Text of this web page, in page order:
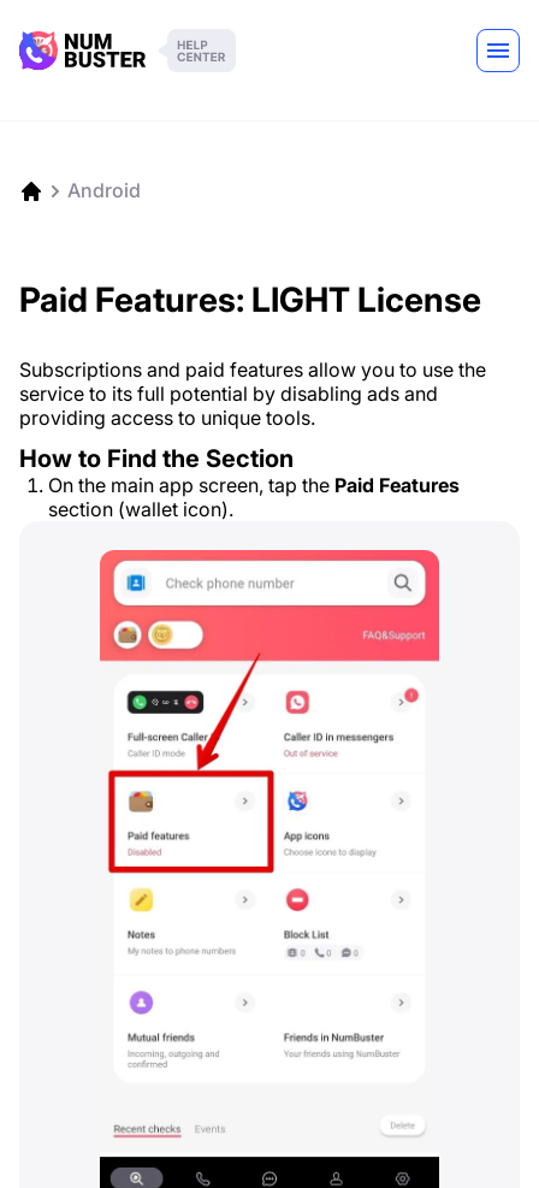
Android
Paid Features: LIGHT License
Subscriptions and paid features allow you to use the
service to its full potential by disabling ads and
providing access to unique tools.
How to Find the Section
On the main app screen, tap the Paid Features
section (wallet icon).